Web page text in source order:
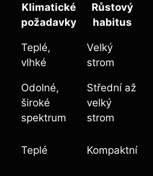
Klimatické
požadavky
Růstový
habitus
Teplé,
vlhké
Velký
strom
Odolné,
široké
spektrum
Střední až
velký
strom
Teplé Kompaktní